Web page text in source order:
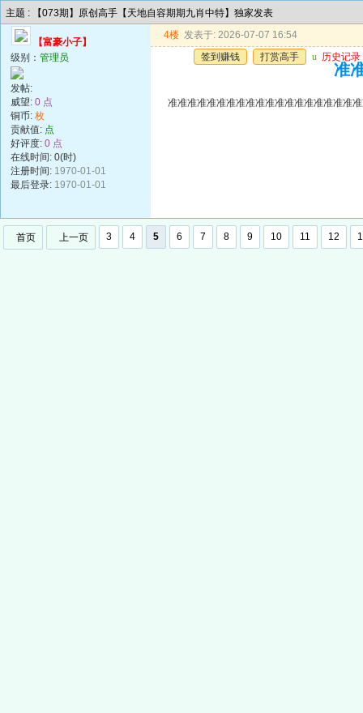
主题 : 【073期】原创高手【天地自容期期九肖中特】独家发表
【富豪小子】
级别： 管理员
发帖:
威望: 0 点
铜币: 枚
贡献值: 点
好评度: 0 点
在线时间: 0(时)
注册时间: 1970-01-01
最后登录: 1970-01-01
4楼 发表于: 2026-07-07 16:54
签到赚钱
打赏高手 u 历史记录
准
准准准准准准准准准准准准准准准准准准准
首页 上一页 3 4 5 6 7 8 9 10 11 12